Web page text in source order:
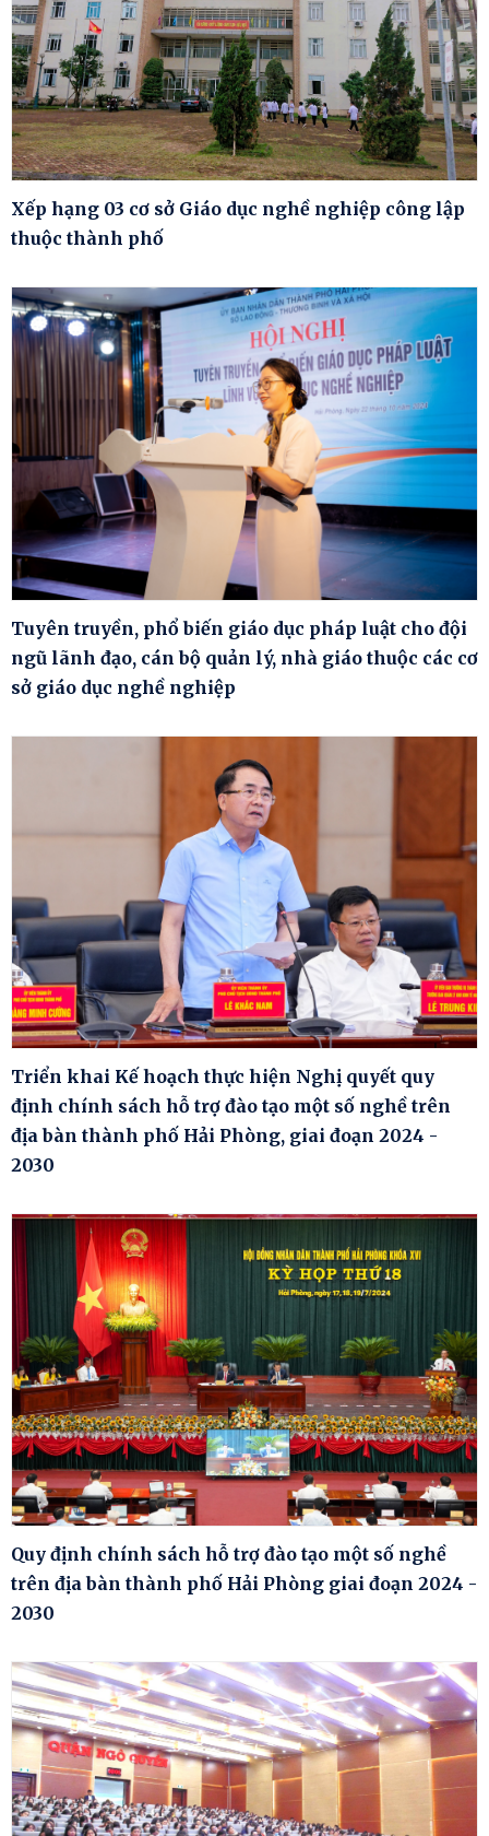
Xếp hạng 03 cơ sở Giáo dục nghề nghiệp công lập
thuộc thành phố
Tuyên truyền, phổ biến giáo dục pháp luật cho đội
ngũ lãnh đạo, cán bộ quản lý, nhà giáo thuộc các cơ
sở giáo dục nghề nghiệp
Triển khai Kế hoạch thực hiện Nghị quyết quy
định chính sách hỗ trợ đào tạo một số nghề trên
địa bàn thành phố Hải Phòng, giai đoạn 2024 -
2030
Quy định chính sách hỗ trợ đào tạo một số nghề
trên địa bàn thành phố Hải Phòng giai đoạn 2024 -
2030